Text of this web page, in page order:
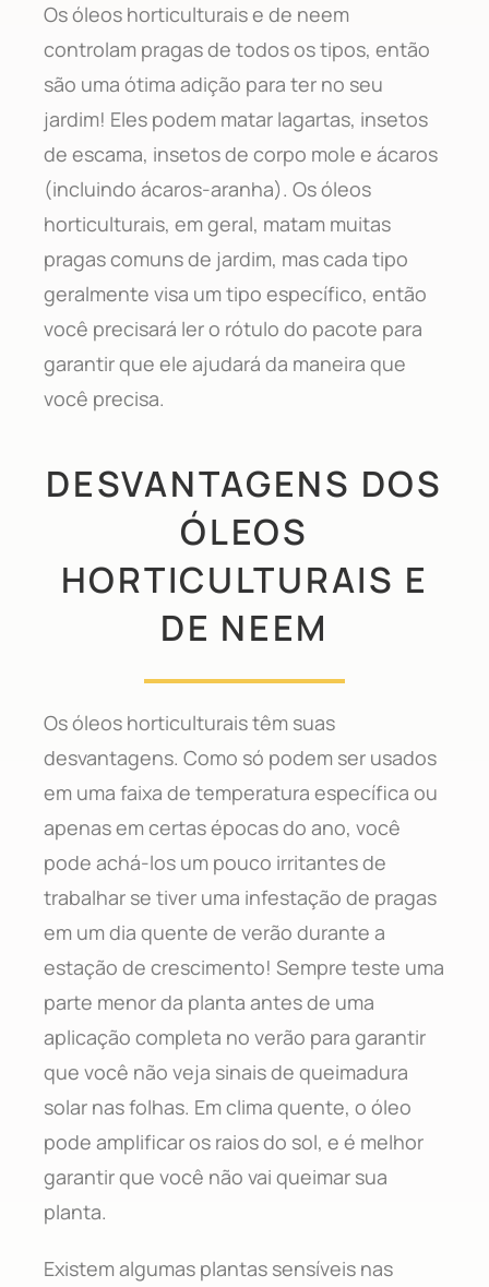
Os óleos horticulturais e de neem
controlam pragas de todos os tipos, então
são uma ótima adição para ter no seu
jardim! Eles podem matar lagartas, insetos
de escama, insetos de corpo mole e ácaros
(incluindo ácaros-aranha). Os óleos
horticulturais, em geral, matam muitas
pragas comuns de jardim, mas cada tipo
geralmente visa um tipo específico, então
você precisará ler o rótulo do pacote para
garantir que ele ajudará da maneira que
você precisa.
DESVANTAGENS DOS
ÓLEOS
HORTICULTURAIS E
DE NEEM
Os óleos horticulturais têm suas
desvantagens. Como só podem ser usados
em uma faixa de temperatura específica ou
apenas em certas épocas do ano, você
pode achá-los um pouco irritantes de
trabalhar se tiver uma infestação de pragas
em um dia quente de verão durante a
estação de crescimento! Sempre teste uma
parte menor da planta antes de uma
aplicação completa no verão para garantir
que você não veja sinais de queimadura
solar nas folhas. Em clima quente, o óleo
pode amplificar os raios do sol, e é melhor
garantir que você não vai queimar sua
planta.
Existem algumas plantas sensíveis nas